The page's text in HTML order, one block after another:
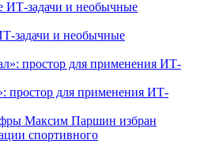
и необычные
для применения ИТ-